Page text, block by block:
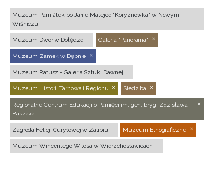
Muzeum Pamiątek po Janie Matejce "Koryznówka" w Nowym
Wiśniczu
Muzeum Dwór w Dołędze Galeria "Panorama"
Muzeum Zamek w Dębnie
Muzeum Ratusz - Galeria Sztuki Dawnej
Muzeum Historii Tarnowa i Regionu Siedziba
Regionalne Centrum Edukacji o Pamięci im. gen. bryg. Zdzisława
Baszaka
Zagroda Felicji Curyłowej w Zalipiu Muzeum Etnograficzne
Muzeum Wincentego Witosa w Wierzchosławicach